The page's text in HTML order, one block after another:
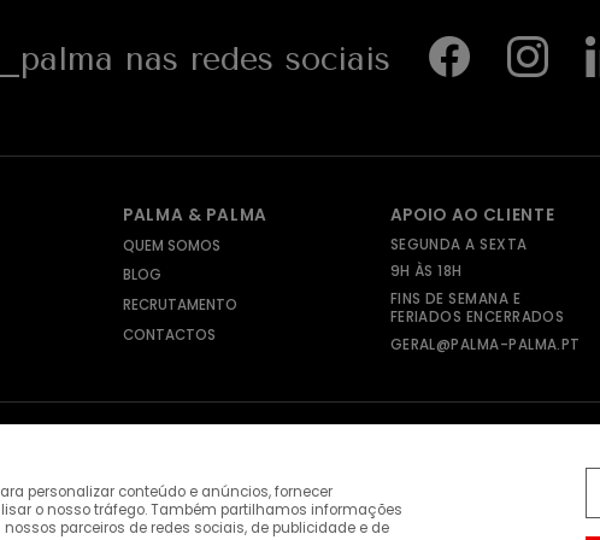
nas redes sociais
PALMA & PALMA
QUEM SOMOS
BLOG
RECRUTAMENTO
CONTACTOS
APOIO AO CLIENTE
SEGUNDA A SEXTA
9H ÀS 18H
FINS DE SEMANA E
FERIADOS ENCERRADOS
GERAL@PALMA-PALMA.PT
personalizar conteúdo e anúncios, fornecer
o nosso tráfego. Também partilhamos informações
parceiros de redes sociais, de publicidade e de